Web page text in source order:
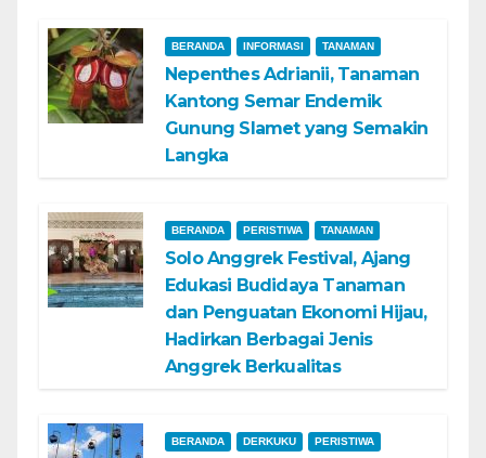
BERANDA INFORMASI TANAMAN
Nepenthes Adrianii, Tanaman
Kantong Semar Endemik
Gunung Slamet yang Semakin
Langka
BERANDA PERISTIWA TANAMAN
Solo Anggrek Festival, Ajang
Edukasi Budidaya Tanaman
dan Penguatan Ekonomi Hijau,
Hadirkan Berbagai Jenis
Anggrek Berkualitas
BERANDA DERKUKU PERISTIWA